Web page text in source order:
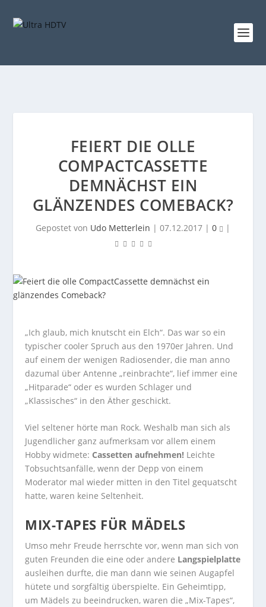
FEIERT DIE OLLE
COMPACTCASSETTE
DEMNÄCHST EIN
GLÄNZENDES COMEBACK?
Gepostet von Udo Metterlein | 07.12.2017 | 0 |
„Ich glaub, mich knutscht ein Elch“. Das war so ein
typischer cooler Spruch aus den 1970er Jahren. Und
auf einem der wenigen Radiosender, die man anno
dazumal über Antenne „reinbrachte“, lief immer eine
„Hitparade“ oder es wurden Schlager und
„Klassisches“ in den Äther geschickt.
Viel seltener hörte man Rock. Weshalb man sich als
Jugendlicher ganz aufmerksam vor allem einem
Hobby widmete: Cassetten aufnehmen! Leichte
Tobsuchtsanfälle, wenn der Depp von einem
Moderator mal wieder mitten in den Titel gequatscht
hatte, waren keine Seltenheit.
MIX-TAPES FÜR MÄDELS
Umso mehr Freude herrschte vor, wenn man sich von
guten Freunden die eine oder andere Langspielplatte
ausleihen durfte, die man dann wie seinen Augapfel
hütete und sorgfältig überspielte. Ein Geheimtipp,
um Mädels zu beeindrucken, waren die „Mix-Tapes“,